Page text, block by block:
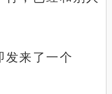
发来了一个